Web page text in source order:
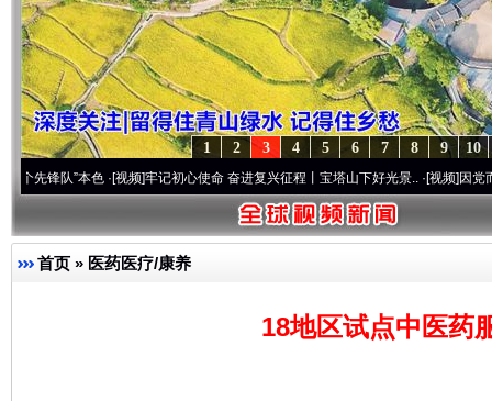
10
9
8
7
6
5
4
3
2
1
队”本色·[视频]牢记初心使命 奋进复兴征程丨宝塔山下好光景..·[视频]因党而生 为
首页 » 医药医疗/康养
18地区试点中医药